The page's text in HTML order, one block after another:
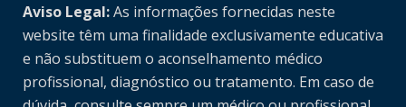
Aviso Legal:As informações fornecidas neste
website têm uma finalidade exclusivamente educativa
e não substituem o aconselhamento médico
profissional, diagnóstico ou tratamento. Em caso de